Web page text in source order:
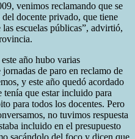
venimos reclamando que se
docente privado, que tiene
escuelas públicas”, advirtió,
año hubo varias
de paro en reclamo de
y este año quedó acordado
que estar incluido para
para todos los docentes. Pero
no tuvimos respuesta
incluido en el presupuesto